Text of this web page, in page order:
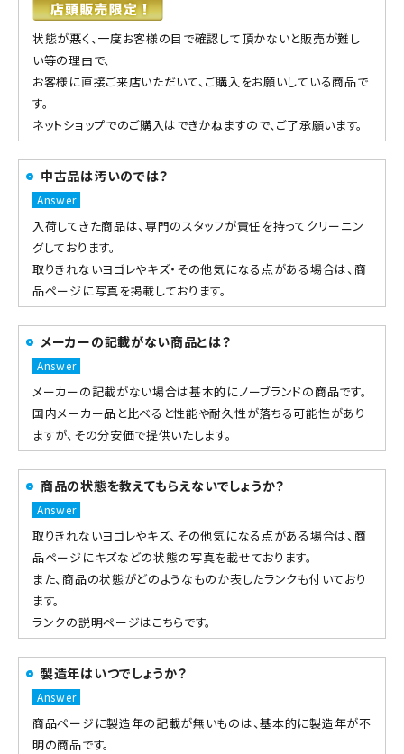
状態が悪く、一度お客様の目で確認して頂かないと販売が難し
い等の理由で、
お客様に直接ご来店いただいて、ご購入をお願いしている商品で
す。
ネットショップでのご購入はできかねますので、ご了承願います。
中古品は汚いのでは？
入荷してきた商品は、専門のスタッフが責任を持ってクリーニン
グしております。
取りきれないヨゴレやキズ・その他気になる点がある場合は、商
品ページに写真を掲載しております。
メーカーの記載がない商品とは？
メーカーの記載がない場合は基本的にノーブランドの商品です。
国内メーカー品と比べると性能や耐久性が落ちる可能性があり
ますが、その分安価で提供いたします。
商品の状態を教えてもらえないでしょうか？
取りきれないヨゴレやキズ、その他気になる点がある場合は、商
品ページにキズなどの状態の写真を載せております。
また、商品の状態がどのようなものか表したランクも付いており
ます。
ランクの説明ページはこちらです。
製造年はいつでしょうか？
商品ページに製造年の記載が無いものは、基本的に製造年が不
明の商品です。